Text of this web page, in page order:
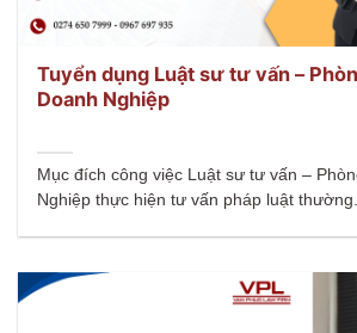
Tuyển dụng Luật sư tư vấn –
Doanh Nghiệp
Mục đích công việc Luật sư tư vấn –
Nghiệp thực hiện tư vấn pháp luật thường..